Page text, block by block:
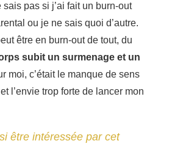
pas si j’ai fait un burn-out
ou je ne sais quoi d’autre.
être en burn-out de tout, du
subit un surmenage et un
moi, c’était le manque de sens
l’envie trop forte de lancer mon
être intéressée par cet